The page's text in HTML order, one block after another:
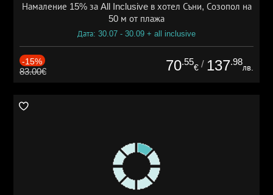
Намаление 15% за All Inclusive в хотел Съни, Созопол на
50 м от плажа
Дата: 30.07 - 30.09 + all inclusive
-15%
83.00€ 70.55
€ / 137.98
лв.